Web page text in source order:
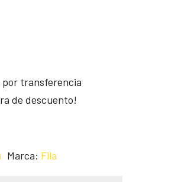
por transferencia
de descuento!
Marca: Fila